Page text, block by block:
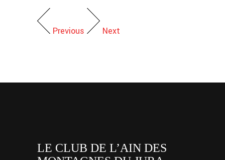
Previous Next
LE CLUB DE L’AIN DES